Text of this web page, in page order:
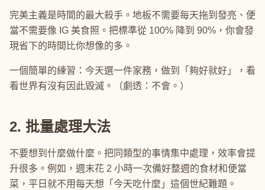
完美主義是時間的最大殺手。地板不需要每天拖到發亮、便
當不需要像 IG 美食照。把標準從 100% 降到 90%，你會發
現省下的時間比你想像的多。
一個簡單的練習：今天選一件家務，做到「夠好就好」，看
看世界有沒有因此毀滅。（劇透：不會。）
2. 批量處理大法
不要想到什麼做什麼。把同類型的事情集中處理，效率會提
升很多。例如，週末花 2 小時一次備好整週的食材和便當
菜，平日就不用每天想「今天吃什麼」這個世紀難題。